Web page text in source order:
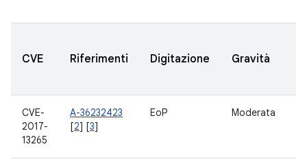
CVE Riferimenti Digitazione Gravità
CVE-
2017-
13265
A-36232423
[2] [3]
EoP Moderata